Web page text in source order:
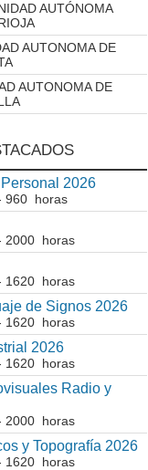
AUTÓNOMA
AUTONOMA DE
AUTONOMA DE
2026
960 horas
2000 horas
1620 horas
de Signos 2026
1620 horas
2026
1620 horas
Radio y
2000 horas
y Topografía 2026
1620 horas